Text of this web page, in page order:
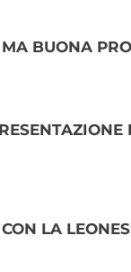
BUONA
LA